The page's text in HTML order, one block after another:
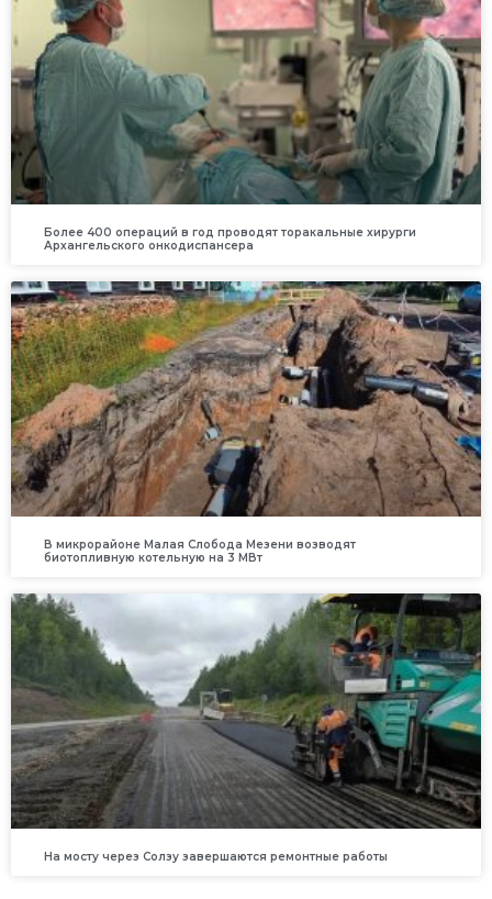
Более 400 операций в год проводят торакальные хирурги
Архангельского онкодиспансера
В микрорайоне Малая Слобода Мезени возводят
биотопливную котельную на 3 МВт
На мосту через Солзу завершаются ремонтные работы